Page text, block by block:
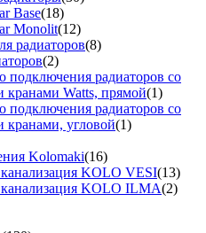
Base(18)
Monolit(12)
радиаторов(8)
(2)
подключения радиаторов со
кранами Watts, прямой(1)
подключения радиаторов со
кранами, угловой(1)
Kolomaki(16)
KOLO VESI(13)
KOLO ILMA(2)